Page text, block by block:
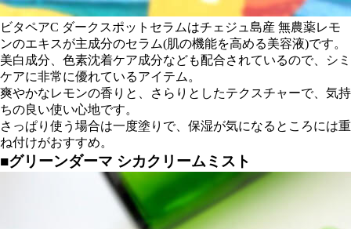
ビタペアC ダークスポットセラムはチェジュ島産 無農薬レモ
ンのエキスが主成分のセラム(肌の機能を高める美容液)です。
美白成分、色素沈着ケア成分なども配合されているので、シミ
ケアに非常に優れているアイテム。
爽やかなレモンの香りと、さらりとしたテクスチャーで、気持
ちの良い使い心地です。
さっぱり使う場合は一度塗りで、保湿が気になるところには重
ね付けがおすすめ。
■グリーンダーマ シカクリームミスト